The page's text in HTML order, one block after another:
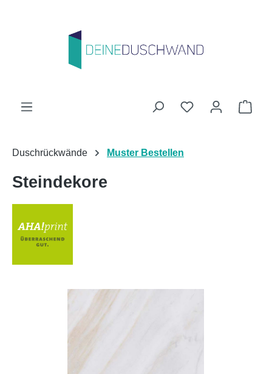
Du hast 0
Duschrückwände Muster Bestellen
Steindekore